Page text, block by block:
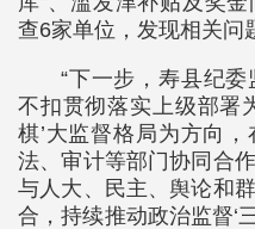
查6家单位，发现相关问
“下一步，寿县纪
不扣贯彻落实上级部署
棋’大监督格局为方向
法、审计等部门协同合
与人大、民主、舆论和
合，持续推动政治监督‘